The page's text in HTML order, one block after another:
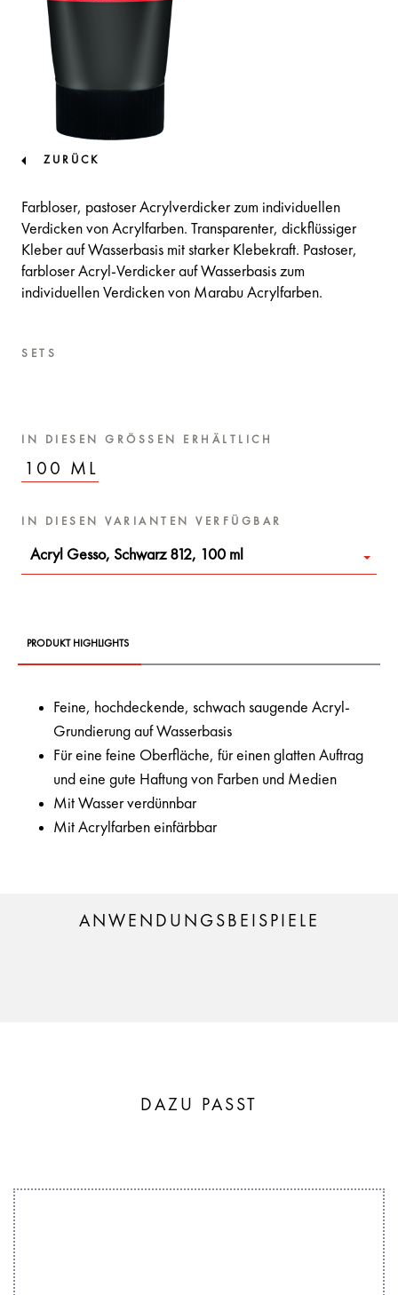
ZURÜCK
Farbloser, pastoser Acrylverdicker zum individuellen
Verdicken von Acrylfarben. Transparenter, dickflüssiger
Kleber auf Wasserbasis mit starker Klebekraft. Pastoser,
farbloser Acryl-Verdicker auf Wasserbasis zum
individuellen Verdicken von Marabu Acrylfarben.
SETS
IN DIESEN GRÖSSEN ERHÄLTLICH
100 ML
IN DIESEN VARIANTEN VERFÜGBAR
Acryl Gesso, Schwarz 812, 100 ml
PRODUKT HIGHLIGHTS
Feine, hochdeckende, schwach saugende Acryl-
Grundierung auf Wasserbasis
Für eine feine Oberfläche, für einen glatten Auftrag
und eine gute Haftung von Farben und Medien
Mit Wasser verdünnbar
Mit Acrylfarben einfärbbar
ANWENDUNGSBEISPIELE
DAZU PASST